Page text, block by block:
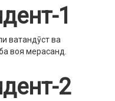
1
ватандӯст ва
воя мерасанд.
2